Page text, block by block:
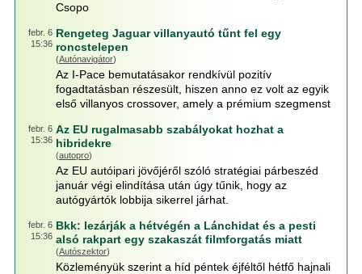
Csopo
febr. 6
15:36
Rengeteg Jaguar villanyautó tűnt fel egy
roncstelepen
(Autónavigátor)
Az I-Pace bemutatásakor rendkívül pozitív
fogadtatásban részesült, hiszen anno ez volt az egyik
első villanyos crossover, amely a prémium szegmenst
febr. 6
15:36
Az EU rugalmasabb szabályokat hozhat a
hibridekre
(autopro)
Az EU autóipari jövőjéről szóló stratégiai párbeszéd
január végi elindítása után úgy tűnik, hogy az
autógyártók lobbija sikerrel járhat.
febr. 6
15:36
Bkk: lezárják a hétvégén a Lánchidat és a pesti
alsó rakpart egy szakaszát filmforgatás miatt
(Autószektor)
Közleményük szerint a híd péntek éjféltől hétfő hajnali